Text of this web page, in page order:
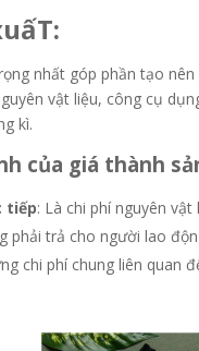
nhất góp phần tạo
vật liệu, công cụ
kì.
của giá thành
tiếp: Là chi phí nguyên
phải trả cho người lao
chi phí chung liên quan